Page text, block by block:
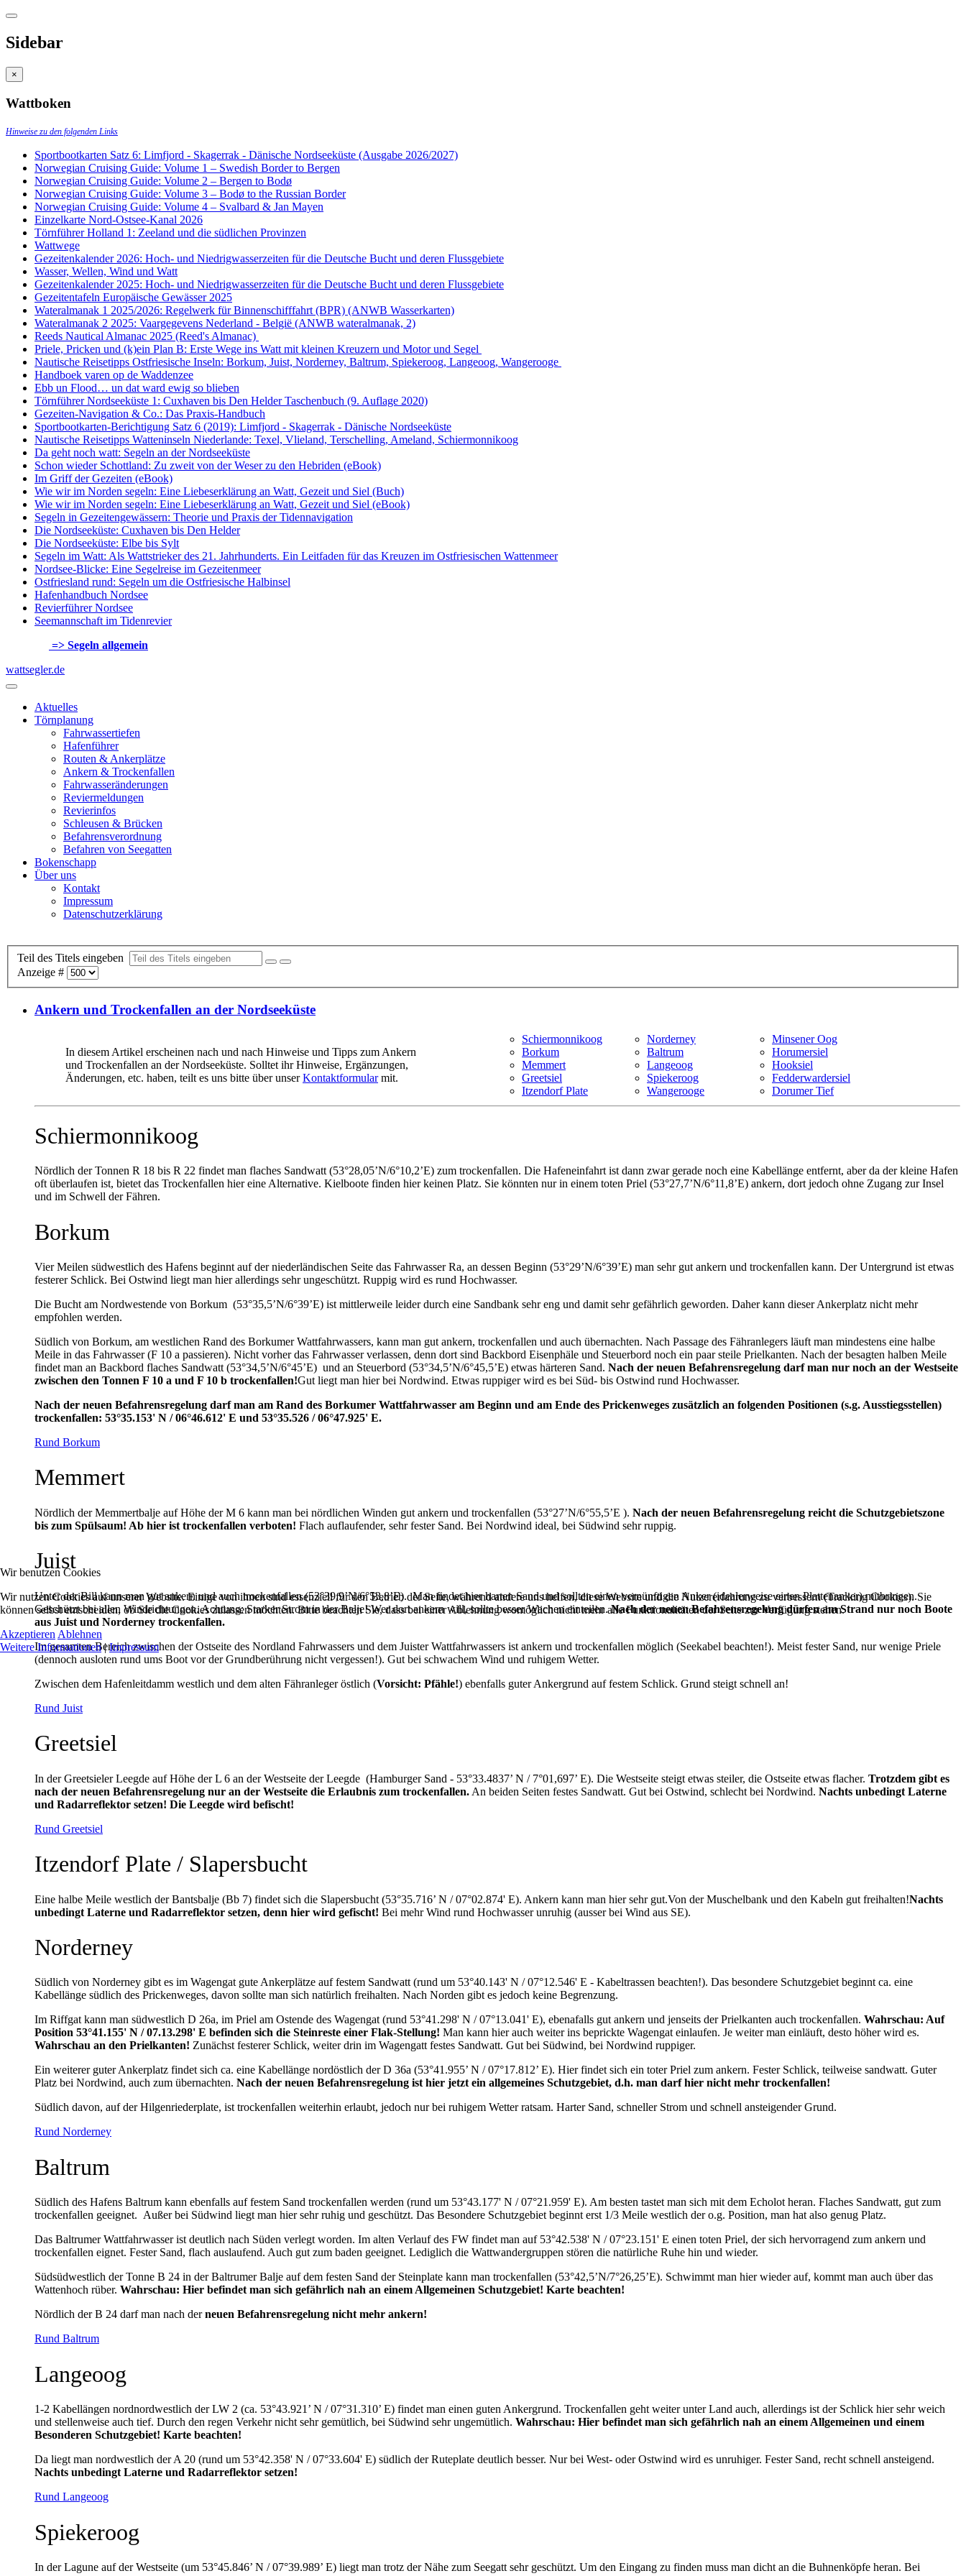
Sidebar
×
Wattboken
Hinweise zu den folgenden Links
Sportbootkarten Satz 6: Limfjord - Skagerrak - Dänische Nordseeküste (Ausgabe 2026/2027)
Norwegian Cruising Guide: Volume 1 – Swedish Border to Bergen
Norwegian Cruising Guide: Volume 2 – Bergen to Bodø
Norwegian Cruising Guide: Volume 3 – Bodø to the Russian Border
Norwegian Cruising Guide: Volume 4 – Svalbard & Jan Mayen
Einzelkarte Nord-Ostsee-Kanal 2026
Törnführer Holland 1: Zeeland und die südlichen Provinzen
Wattwege
Gezeitenkalender 2026: Hoch- und Niedrigwasserzeiten für die Deutsche Bucht und deren Flussgebiete
Wasser, Wellen, Wind und Watt
Gezeitenkalender 2025: Hoch- und Niedrigwasserzeiten für die Deutsche Bucht und deren Flussgebiete
Gezeitentafeln Europäische Gewässer 2025
Wateralmanak 1 2025/2026: Regelwerk für Binnenschifffahrt (BPR) (ANWB Wasserkarten)
Wateralmanak 2 2025: Vaargegevens Nederland - België (ANWB wateralmanak, 2)
Reeds Nautical Almanac 2025 (Reed's Almanac)
Priele, Pricken und (k)ein Plan B: Erste Wege ins Watt mit kleinen Kreuzern und Motor und Segel
Nautische Reisetipps Ostfriesische Inseln: Borkum, Juist, Norderney, Baltrum, Spiekeroog, Langeoog, Wangerooge
Handboek varen op de Waddenzee
Ebb un Flood… un dat ward ewig so blieben
Törnführer Nordseeküste 1: Cuxhaven bis Den HelderTaschenbuch (9. Auflage 2020)
Gezeiten-Navigation & Co.: Das Praxis-Handbuch
Sportbootkarten-Berichtigung Satz 6 (2019): Limfjord - Skagerrak - Dänische Nordseeküste
Nautische Reisetipps Watteninseln Niederlande: Texel, Vlieland, Terschelling, Ameland, Schiermonnikoog
Da geht noch watt: Segeln an der Nordseeküste
Schon wieder Schottland: Zu zweit von der Weser zu den Hebriden (eBook)
Im Griff der Gezeiten (eBook)
Wie wir im Norden segeln: Eine Liebeserklärung an Watt, Gezeit und Siel (Buch)
Wie wir im Norden segeln: Eine Liebeserklärung an Watt, Gezeit und Siel (eBook)
Segeln in Gezeitengewässern: Theorie und Praxis der Tidennavigation
Die Nordseeküste: Cuxhaven bis Den Helder
Die Nordseeküste: Elbe bis Sylt
Segeln im Watt: Als Wattstrieker des 21. Jahrhunderts. Ein Leitfaden für das Kreuzen im Ostfriesischen Wattenmeer
Nordsee-Blicke: Eine Segelreise im Gezeitenmeer
Ostfriesland rund: Segeln um die Ostfriesische Halbinsel
Hafenhandbuch Nordsee
Revierführer Nordsee
Seemannschaft im Tidenrevier
=> Segeln allgemein
wattsegler.de
Aktuelles
Törnplanung
Fahrwassertiefen
Hafenführer
Routen & Ankerplätze
Ankern & Trockenfallen
Fahrwasseränderungen
Reviermeldungen
Revierinfos
Schleusen & Brücken
Befahrensverordnung
Befahren von Seegatten
Bokenschapp
Über uns
Kontakt
Impressum
Datenschutzerklärung
Teil des Titels eingeben
Anzeige #
Ankern und Trockenfallen an der Nordseeküste
In diesem Artikel erscheinen nach und nach Hinweise und Tipps zum Ankern
und Trockenfallen an der Nordseeküste. Solltet ihr Hinweise, Ergänzungen,
Änderungen, etc. haben, teilt es uns bitte über unserKontaktformularmit.
Schiermonnikoog
Borkum
Memmert
Greetsiel
Itzendorf Plate
Norderney
Baltrum
Langeoog
Spiekeroog
Wangerooge
Minsener Oog
Horumersiel
Hooksiel
Fedderwardersiel
Dorumer Tief
Schiermonnikoog
Nördlich der Tonnen R 18 bis R 22 findet man flaches Sandwatt (53°28,05’N/6°10,2’E) zum trockenfallen. Die Hafeneinfahrt ist dann zwar gerade noch eine Kabellänge entfernt, aber da der kleine Hafen
oft überlaufen ist, bietet das Trockenfallen hier eine Alternative. Kielboote finden hier keinen Platz. Sie könnten nur in einem toten Priel (53°27,7’N/6°11,8’E) ankern, dort jedoch ohne Zugang zur Insel
und im Schwell der Fähren.
Borkum
Vier Meilen südwestlich des Hafens beginnt auf der niederländischen Seite das Fahrwasser Ra, an dessen Beginn (53°29’N/6°39’E) man sehr gut ankern und trockenfallen kann. Der Untergrund ist etwas
festerer Schlick. Bei Ostwind liegt man hier allerdings sehr ungeschützt. Ruppig wird es rund Hochwasser.
Die Bucht am Nordwestende von Borkum (53°35,5’N/6°39’E) ist mittlerweile leider durch eine Sandbank sehr eng und damit sehr gefährlich geworden. Daher kann dieser Ankerplatz nicht mehr
empfohlen werden.
Südlich von Borkum, am westlichen Rand des Borkumer Wattfahrwassers, kann man gut ankern, trockenfallen und auch übernachten. Nach Passage des Fähranlegers läuft man mindestens eine halbe
Meile in das Fahrwasser (F 10 a passieren). Nicht vorher das Fahrwasser verlassen, denn dort sind Backbord Eisenphäle und Steuerbord noch ein paar steile Prielkanten. Nach der besagten halben Meile
findet man an Backbord flaches Sandwatt (53°34,5’N/6°45’E) und an Steuerbord (53°34,5’N/6°45,5’E) etwas härteren Sand. Nach der neuen Befahrensregelung darf man nur noch an der Westseite
zwischen den Tonnen F 10 a und F 10 b trockenfallen!Gut liegt man hier bei Nordwind. Etwas ruppiger wird es bei Süd- bis Ostwind rund Hochwasser.
Nach der neuen Befahrensregelung darf man am Rand des Borkumer Wattfahrwasser am Beginn und am Ende des Prickenweges zusätzlich an folgenden Positionen (s.g. Ausstiegsstellen)
trockenfallen: 53°35.153' N / 06°46.612' E und 53°35.526 / 06°47.925' E.
Rund Borkum
Memmert
Nördlich der Memmertbalje auf Höhe der M 6 kann man bei nördlichen Winden gut ankern und trockenfallen (53°27’N/6°55,5’E ). Nach der neuen Befahrensregelung reicht die Schutzgebietszone
bis zum Spülsaum! Ab hier ist trockenfallen verboten! Flach auflaufender, sehr fester Sand. Bei Nordwind ideal, bei Südwind sehr ruppig.
Juist
Unter der Bill kann man gut ankern und auch trockenfallen (53°39,9’N/6°53,8’E). Man findet hier harten Sand und sollten einen vernünftigen Anker (idealerweise einen Plattenanker) mitbringen.
Geschützt bei allen Windrichtungen. Achtung: Starker Strom in der Balje! Wer dort ankern will, sollte besser Wachen einteilen.Nach der neuen Befahrensregelung dürfen am Strand nur noch Boote
aus Juist und Norderney trockenfallen.
Im gesamten Bereich zwischen der Ostseite des Nordland Fahrwassers und dem Juister Wattfahrwassers ist ankern und trockenfallen möglich (Seekabel beachten!). Meist fester Sand, nur wenige Priele
(dennoch ausloten rund ums Boot vor der Grundberührung nicht vergessen!). Gut bei schwachem Wind und ruhigem Wetter.
Zwischen dem Hafenleitdamm westlich und dem alten Fähranleger östlich (Vorsicht: Pfähle!) ebenfalls guter Ankergrund auf festem Schlick. Grund steigt schnell an!
Rund Juist
Greetsiel
In der Greetsieler Leegde auf Höhe der L 6 an der Westseite der Leegde (Hamburger Sand - 53°33.4837’ N / 7°01,697’ E). Die Westseite steigt etwas steiler, die Ostseite etwas flacher. Trotzdem gibt es
nach der neuen Befahrensregelung nur an der Westseite die Erlaubnis zum trockenfallen. An beiden Seiten festes Sandwatt. Gut bei Ostwind, schlecht bei Nordwind. Nachts unbedingt Laterne
und Radarreflektor setzen! Die Leegde wird befischt!
Rund Greetsiel
Itzendorf Plate / Slapersbucht
Eine halbe Meile westlich der Bantsbalje (Bb 7) findet sich die Slapersbucht (53°35.716’ N / 07°02.874' E). Ankern kann man hier sehr gut.Von der Muschelbank und den Kabeln gut freihalten!Nachts
unbedingt Laterne und Radarreflektor setzen, denn hier wird gefischt! Bei mehr Wind rund Hochwasser unruhig (ausser bei Wind aus SE).
Norderney
Südlich von Norderney gibt es im Wagengat gute Ankerplätze auf festem Sandwatt (rund um 53°40.143' N / 07°12.546' E - Kabeltrassen beachten!). Das besondere Schutzgebiet beginnt ca. eine
Kabellänge südlich des Prickenweges, davon sollte man sich natürlich freihalten. Nach Norden gibt es jedoch keine Begrenzung.
Im Riffgat kann man südwestlich D 26a, im Priel am Ostende des Wagengat (rund 53°41.298' N / 07°13.041' E), ebenafalls gut ankern und jenseits der Prielkanten auch trockenfallen. Wahrschau: Auf
Position 53°41.155' N / 07.13.298' E befinden sich die Steinreste einer Flak-Stellung! Man kann hier auch weiter ins beprickte Wagengat einlaufen. Je weiter man einläuft, desto höher wird es.
Wahrschau an den Prielkanten! Zunächst festerer Schlick, weiter drin im Wagengatt festes Sandwatt. Gut bei Südwind, bei Nordwind ruppiger.
Ein weiterer guter Ankerplatz findet sich ca. eine Kabellänge nordöstlich der D 36a (53°41.955’ N / 07°17.812’ E). Hier findet sich ein toter Priel zum ankern. Fester Schlick, teilweise sandwatt. Guter
Platz bei Nordwind, auch zum übernachten. Nach der neuen Befahrensregelung ist hier jetzt ein allgemeines Schutzgebiet, d.h. man darf hier nicht mehr trockenfallen!
Südlich davon, auf der Hilgenriederplate, ist trockenfallen weiterhin erlaubt, jedoch nur bei ruhigem Wetter ratsam. Harter Sand, schneller Strom und schnell ansteigender Grund.
Rund Norderney
Baltrum
Südlich des Hafens Baltrum kann ebenfalls auf festem Sand trockenfallen werden (rund um 53°43.177' N / 07°21.959' E). Am besten tastet man sich mit dem Echolot heran. Flaches Sandwatt, gut zum
trockenfallen geeignet. Außer bei Südwind liegt man hier sehr ruhig und geschützt. Das Besondere Schutzgebiet beginnt erst 1/3 Meile westlich der o.g. Position, man hat also genug Platz.
Das Baltrumer Wattfahrwasser ist deutlich nach Süden verlegt worden. Im alten Verlauf des FW findet man auf 53°42.538' N / 07°23.151' E einen toten Priel, der sich hervorragend zum ankern und
trockenfallen eignet. Fester Sand, flach auslaufend. Auch gut zum baden geeignet. Lediglich die Wattwandergruppen stören die natürliche Ruhe hin und wieder.
Südsüdwestlich der Tonne B 24 in der Baltrumer Balje auf dem festen Sand der Steinplate kann man trockenfallen (53°42,5’N/7°26,25’E). Schwimmt man hier wieder auf, kommt man auch über das
Wattenhoch rüber. Wahrschau: Hier befindet man sich gefährlich nah an einem Allgemeinen Schutzgebiet! Karte beachten!
Nördlich der B 24 darf man nach derneuen Befahrensregelung nicht mehr ankern!
Rund Baltrum
Langeoog
1-2 Kabellängen nordnordwestlich der LW 2 (ca. 53°43.921’ N / 07°31.310’ E) findet man einen guten Ankergrund. Trockenfallen geht weiter unter Land auch, allerdings ist der Schlick hier sehr weich
und stellenweise auch tief. Durch den regen Verkehr nicht sehr gemütlich, bei Südwind sehr ungemütlich. Wahrschau: Hier befindet man sich gefährlich nah an einem Allgemeinen und einem
Besonderen Schutzgebiet! Karte beachten!
Da liegt man nordwestlich der A 20 (rund um 53°42.358' N / 07°33.604' E) südlich der Ruteplate deutlich besser. Nur bei West- oder Ostwind wird es unruhiger. Fester Sand, recht schnell ansteigend.
Nachts unbedingt Laterne und Radarreflektor setzen!
Rund Langeoog
Spiekeroog
In der Lagune auf der Westseite (um 53°45.846’ N / 07°39.989’ E) liegt man trotz der Nähe zum Seegatt sehr geschützt. Um den Eingang zu finden muss man dicht an die Buhnenköpfe heran. Bei
Wir benutzen Cookies
Wir nutzen Cookies auf unserer Website. Einige von ihnen sind essenziell für den Betrieb der Seite, während andere uns helfen, diese Website und die Nutzererfahrung zu verbessern (Tracking Cookies). Sie
können selbst entscheiden, ob Sie die Cookies zulassen möchten. Bitte beachten Sie, dass bei einer Ablehnung womöglich nicht mehr alle Funktionalitäten der Seite zur Verfügung stehen.
Akzeptieren Ablehnen
Weitere Informationen|Impressum